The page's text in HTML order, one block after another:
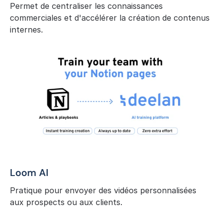
Permet de centraliser les connaissances
commerciales et d'accélérer la création de contenus
internes.
Loom AI
Pratique pour envoyer des vidéos personnalisées
aux prospects ou aux clients.